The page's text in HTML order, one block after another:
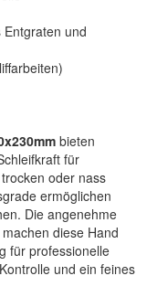
und
bieten
für
oder nass
ermöglichen
Die angenehme
diese Hand
für professionelle
und ein feines